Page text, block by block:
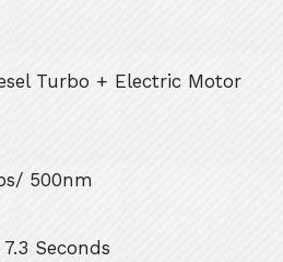
Turbo + Electric Motor
500nm
Seconds